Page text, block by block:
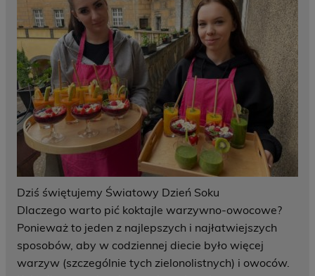
Dziś świętujemy Światowy Dzień Soku
Dlaczego warto pić koktajle warzywno-owocowe?
Ponieważ to jeden z najlepszych i najłatwiejszych
sposobów, aby w codziennej diecie było więcej
warzyw (szczególnie tych zielonolistnych) i owoców.